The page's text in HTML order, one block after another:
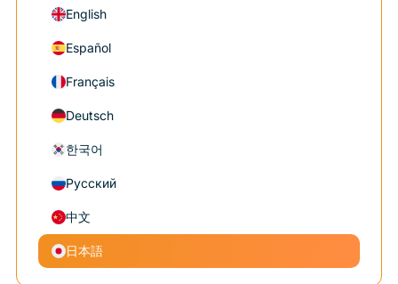
English
Español
Français
Deutsch
한국어
Русский
中文
日本語